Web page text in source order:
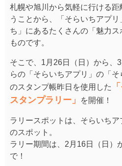
札幌や旭川から気軽に行ける
うことから、「そらいちアプ
ち」にあるたくさんの「魅力
ものです。
そこで、1月26日（日）から、
らの「そらいちアプリ」の「そ
のスタンプ帳昨日を使用した
スタンプラリー」
を開催！
ラリースポットは、そらいち
のスポット。
ラリー期間は、2月16日（日）
で！